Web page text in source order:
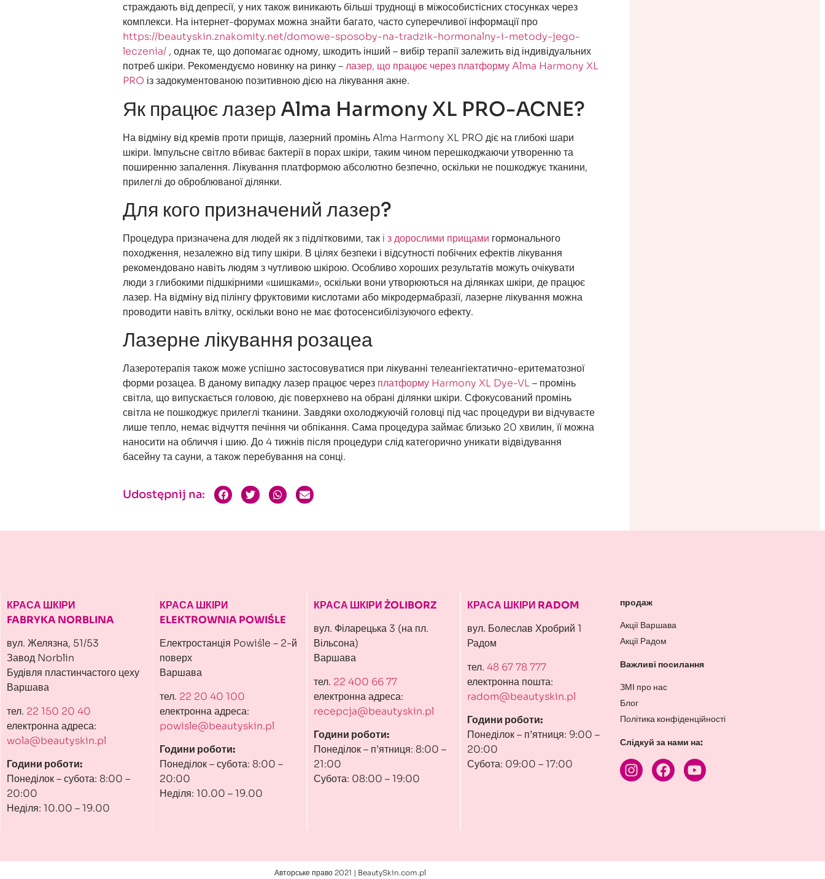
страждають від депресії, у них також виникають більші труднощі в міжособистісних стосунках через
комплекси. На інтернет-форумах можна знайти багато, часто суперечливої інформації про
https://beautyskin.znakomity.net/domowe-sposoby-na-tradzik-hormonalny-i-metody-jego-
leczenia/ , однак те, що допомагає одному, шкодить інший – вибір терапії залежить від індивідуальних
потреб шкіри. Рекомендуємо новинку на ринку –лазер, що працює через платформу Alma Harmony XL
PRO із задокументованою позитивною дією на лікування акне.
Як працює лазер Alma Harmony XL PRO-ACNE?
На відміну від кремів проти прищів, лазерний промінь Alma Harmony XL PRO діє на глибокі шари
шкіри. Імпульсне світло вбиває бактерії в порах шкіри, таким чином перешкоджаючи утворенню та
поширенню запалення. Лікування платформою абсолютно безпечно, оскільки не пошкоджує тканини,
прилеглі до оброблюваної ділянки.
Для кого призначений лазер?
Процедура призначена для людей як з підлітковими, так і з дорослими прищами гормонального
походження, незалежно від типу шкіри. В цілях безпеки і відсутності побічних ефектів лікування
рекомендовано навіть людям з чутливою шкірою. Особливо хороших результатів можуть очікувати
люди з глибокими підшкірними «шишками», оскільки вони утворюються на ділянках шкіри, де працює
лазер. На відміну від пілінгу фруктовими кислотами або мікродермабразії, лазерне лікування можна
проводити навіть влітку, оскільки воно не має фотосенсибілізуючого ефекту.
Лазерне лікування розацеа
Лазеротерапія також може успішно застосовуватися при лікуванні телеангіектатично-еритематозної
форми розацеа. В даному випадку лазер працює через платформу Harmony XL Dye-VL– промінь
світла, що випускається головою, діє поверхнево на обрані ділянки шкіри. Сфокусований промінь
світла не пошкоджує прилеглі тканини. Завдяки охолоджуючій головці під час процедури ви відчуваєте
лише тепло, немає відчуття печіння чи обпікання. Сама процедура займає близько 20 хвилин, її можна
наносити на обличчя і шию. До 4 тижнів після процедури слід категорично уникати відвідування
басейну та сауни, а також перебування на сонці.
Udostępnij na:
КРАСА ШКІРИ
FABRYKA NORBLINA
вул. Желязна, 51/53
Завод Norblin
Будівля пластинчастого цеху
Варшава
тел. 22 150 20 40
електронна адреса:
wola@beautyskin.pl
Години роботи:
Понеділок – субота: 8:00 –
20:00
Неділя: 10.00 – 19.00
КРАСА ШКІРИ
ELEKTROWNIA POWIŚLE
Електростанція Powiśle – 2-й
поверх
Варшава
тел. 22 20 40 100
електронна адреса:
powisle@beautyskin.pl
Години роботи:
Понеділок – субота: 8:00 –
20:00
Неділя: 10.00 – 19.00
КРАСА ШКІРИ ŻOLIBORZ
вул. Філарецька 3 (на пл.
Вільсона)
Варшава
тел. 22 400 66 77
електронна адреса:
recepcja@beautyskin.pl
Години роботи:
Понеділок – п’ятниця: 8:00 –
21:00
Субота: 08:00 – 19:00
КРАСА ШКІРИ RADOM
вул. Болеслав Хробрий 1
Радом
тел. 48 67 78 777
електронна пошта:
radom@beautyskin.pl
Години роботи:
Понеділок – п’ятниця: 9:00 –
20:00
Субота: 09:00 – 17:00
продаж
Акції Варшава
Акції Радом
Важливі посилання
ЗМІ про нас
Блог
Політика конфіденційності
Слідкуй за нами на:
Авторське право 2021 | BeautySkin.com.pl